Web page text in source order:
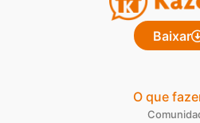
Baixar
O que